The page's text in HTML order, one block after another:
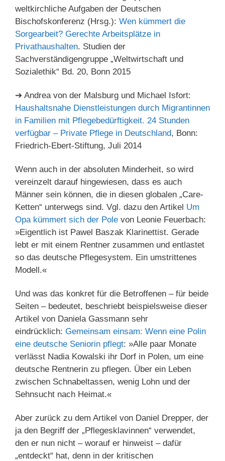
weltkirchliche Aufgaben der Deutschen
Bischofskonferenz (Hrsg.): Wen kümmert die
Sorgearbeit? Gerechte Arbeitsplätze in
Privathaushalten. Studien der
Sachverständigengruppe „Weltwirtschaft und
Sozialethik“ Bd. 20, Bonn 2015
➔ Andrea von der Malsburg und Michael Isfort:
Haushaltsnahe Dienstleistungen durch Migrantinnen
in Familien mit Pflegebedürftigkeit. 24 Stunden
verfügbar – Private Pflege in Deutschland, Bonn:
Friedrich-Ebert-Stiftung, Juli 2014
Wenn auch in der absoluten Minderheit, so wird
vereinzelt darauf hingewiesen, dass es auch
Männer sein können, die in diesen globalen „Care-
Ketten“ unterwegs sind. Vgl. dazu den Artikel Um
Opa kümmert sich der Pole von Leonie Feuerbach:
»Eigentlich ist Pawel Baszak Klarinettist. Gerade
lebt er mit einem Rentner zusammen und entlastet
so das deutsche Pflegesystem. Ein umstrittenes
Modell.«
Und was das konkret für die Betroffenen – für beide
Seiten – bedeutet, beschriebt beispielsweise dieser
Artikel von Daniela Gassmann sehr
eindrücklich: Gemeinsam einsam: Wenn eine Polin
eine deutsche Seniorin pflegt: »Alle paar Monate
verlässt Nadia Kowalski ihr Dorf in Polen, um eine
deutsche Rentnerin zu pflegen. Über ein Leben
zwischen Schnabeltassen, wenig Lohn und der
Sehnsucht nach Heimat.«
Aber zurück zu dem Artikel von Daniel Drepper, der
ja den Begriff der „Pflegesklavinnen“ verwendet,
den er nun nicht – worauf er hinweist – dafür
„entdeckt“ hat, denn in der kritischen